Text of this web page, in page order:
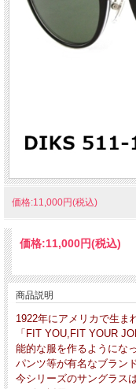
価格:11,000円(税込)
価格:11,000円(税込)
商品説明
1922年にアメリカで生ま
「FIT YOU,FIT YOUR
能的な服を作るようにな
パンツ等が有名なブランド
今シリーズのサングラス